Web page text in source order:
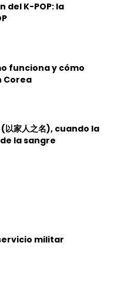
del K-POP: la
funciona y cómo
Corea
以家人之名), cuando la
la sangre
militar